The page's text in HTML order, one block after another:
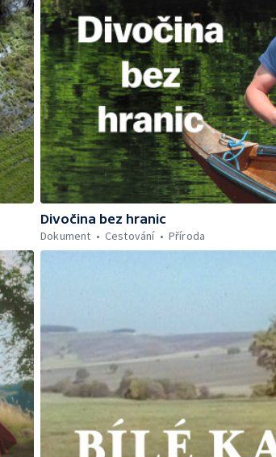
Divočina bez hranic
Dokument
Cestování Příroda